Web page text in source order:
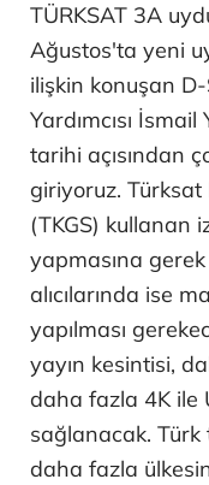
TÜRKSAT 3A
Ağustos'ta yeni
ilişkin konuşan
Yardımcısı İsmail
tarihi açısından
giriyoruz. Türksat
(TKGS) kullanan
yapmasına
alıcılarında ise
yapılması
yayın kesintisi,
daha fazla 4K ile
sağlanacak. Türk
daha fazla